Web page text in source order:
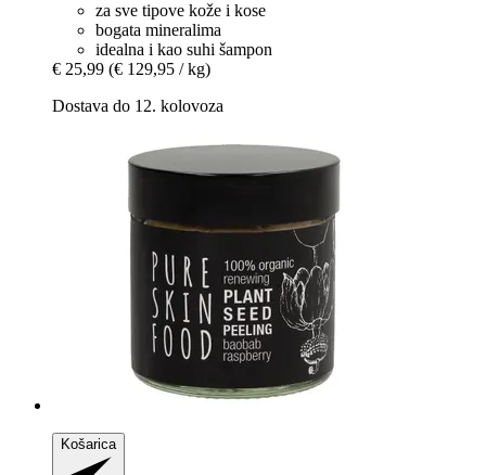
za sve tipove kože i kose
bogata mineralima
idealna i kao suhi šampon
€ 25,99 (€ 129,95 / kg)
Dostava do 12. kolovoza
Košarica